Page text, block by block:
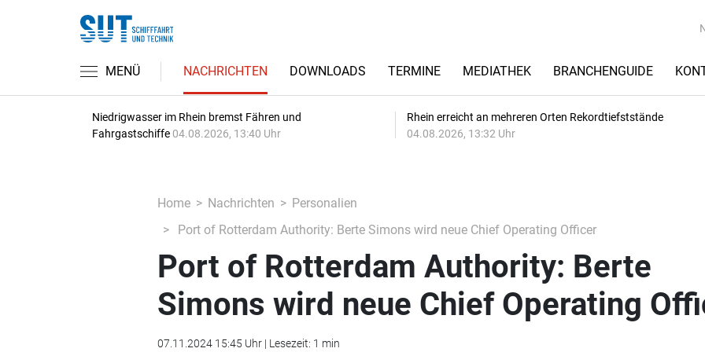
MENÜ NACHRICHTEN DOWNLOADS TERMINE MEDIATHEK BRANCHENGUIDE
Niedrigwasser im Rhein bremst Fähren und
Fahrgastschiffe 04.08.2026, 13:40 Uhr
Rhein erreicht an mehreren Orten Rekordtiefststände
04.08.2026, 13:32 Uhr
Home Nachrichten
Personalien
Port of Rotterdam Authority: Berte Simons wird neue Chief Operating Officer
Port of Rotterdam Authority: Berte
Simons wird neue Chief Operating
07.11.2024 15:45 Uhr | Lesezeit: 1 min